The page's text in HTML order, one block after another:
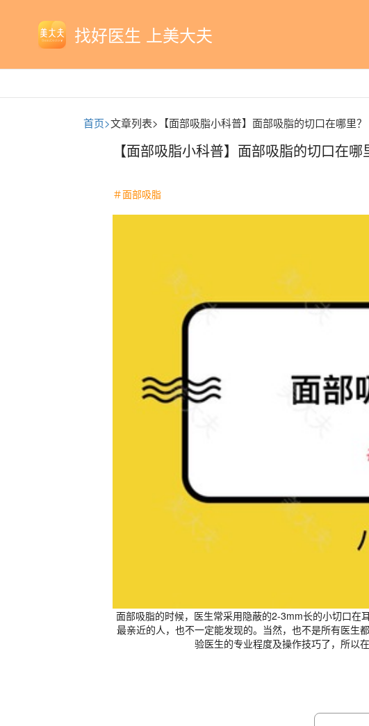
找好医生 上美大夫
首页>文章列表> 【面部吸脂小科普】面部吸脂的切口在哪里？
【面部吸脂小科普】面部吸脂的切口在哪
＃面部吸脂
面部吸脂的时候，医生常采用隐蔽的2-3mm长的小切口在
最亲近的人，也不一定能发现的。当然，也不是所有医生
验医生的专业程度及操作技巧了，所以